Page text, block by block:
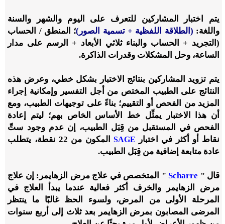
يتم اختبار المشاركين للتعرف على اليوم والشهر والسنة
واللغة: (الطلاقة اللفظية + تسمية الصور)؛ المنطق / الحساب
(التجريد + الحساب والبناء ثلاثي الأبعاد + الرسم على مدار
الساعة، وحل المشكلات وقدرات الذاكرة.
يتم تزويد المشاركين بنتائج الاختبار بشكل خطي، وعرض هذه
النتائج على الطبيب المختص من أجل التفسير وإمكانية إجراء
المزيد من الفحص أو التقييم؛ بناءً على توجيهات الطبيب، ومع
أن هذا الاختبار يمثِّل خط الأساس الخاص بهم؛ ليتم إعادة
الفحص في المستقبل من قِبَل الطبيب، إن عدم وجود ستِّ
نقاط أو أكثر في اختبار
SAGE
المكون من 22 نقطة، يتطلب
عادة متابعة إضافية من قِبَل الطبيب.
قال " Scharre " المتخصص في علاج مرض الزهايمر: إن علاج
مرض الزهايمر والخرف أكثر فعالية عندما يبدأ العلاج في
المرحلة الأولى من المرض، ولسوء الحظ غالبًا ما ينتظر
المرضى المصابون بمرض الزهايمر بعد ثلاث إلى أربع سنوات